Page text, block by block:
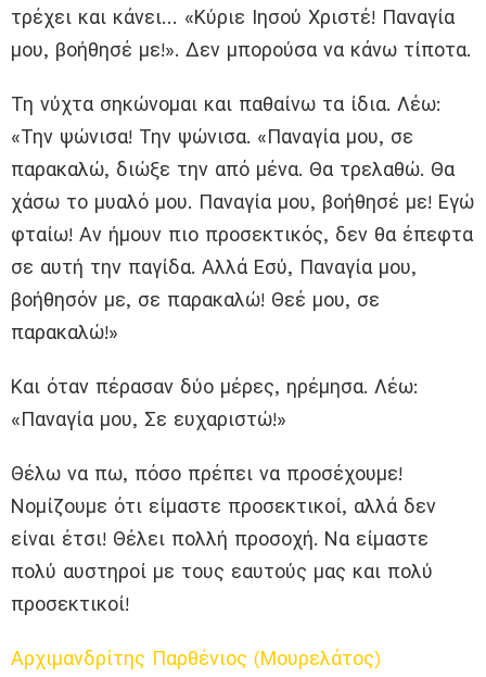
τρέχει και κάνει… «Κύριε Ιησού Χριστέ! Παναγία
μου, βοήθησέ με!». Δεν μπορούσα να κάνω τίποτα.
Τη νύχτα σηκώνομαι και παθαίνω τα ίδια. Λέω:
«Την ψώνισα! Την ψώνισα. «Παναγία μου, σε
παρακαλώ, διώξε την από μένα. Θα τρελαθώ. Θα
χάσω το μυαλό μου. Παναγία μου, βοήθησέ με! Εγώ
φταίω! Αν ήμουν πιο προσεκτικός, δεν θα έπεφτα
σε αυτή την παγίδα. Αλλά Εσύ, Παναγία μου,
βοήθησόν με, σε παρακαλώ! Θεέ μου, σε
παρακαλώ!»
Και όταν πέρασαν δύο μέρες, ηρέμησα. Λέω:
«Παναγία μου, Σε ευχαριστώ!»
Θέλω να πω, πόσο πρέπει να προσέχουμε!
Νομίζουμε ότι είμαστε προσεκτικοί, αλλά δεν
είναι έτσι! Θέλει πολλή προσοχή. Να είμαστε
πολύ αυστηροί με τους εαυτούς μας και πολύ
προσεκτικοί!
Αρχιμανδρίτης Παρθένιος (Μουρελάτος)